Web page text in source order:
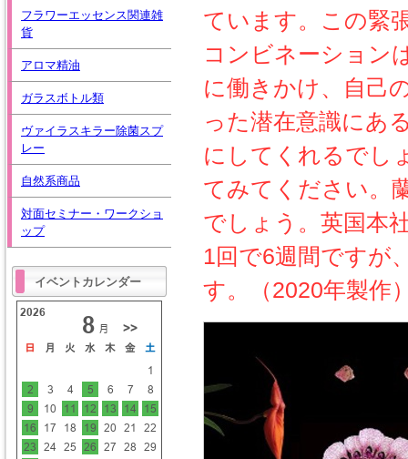
ています。この緊
コンビネーション
に働きかけ、自己
った潜在意識にあ
にしてくれるでし
てみてください。
でしょう。英国本
1回で6週間ですが
す。（2020年製作
フラワーエッセンス関連雑
貨
アロマ精油
ガラスボトル類
ヴァイラスキラー除菌スプ
レー
自然系商品
対面セミナー・ワークショ
ップ
イベントカレンダー